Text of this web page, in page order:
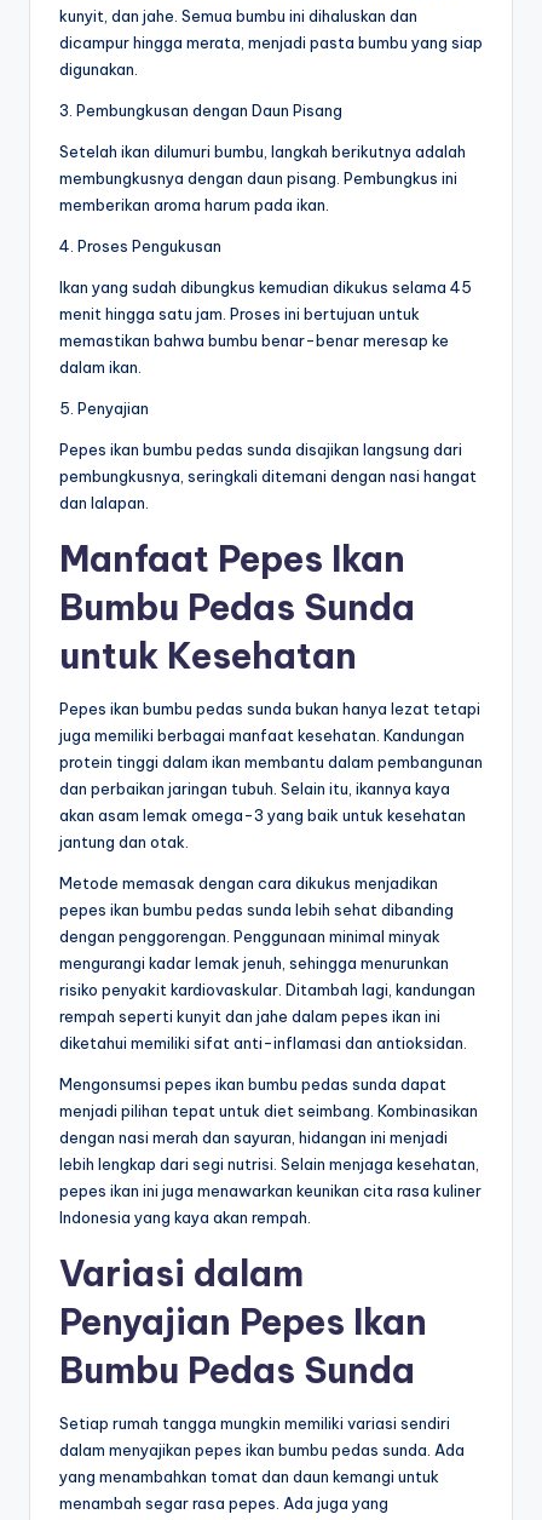
kunyit, dan jahe. Semua bumbu ini dihaluskan dan
dicampur hingga merata, menjadi pasta bumbu yang siap
digunakan.
3. Pembungkusan dengan Daun Pisang
Setelah ikan dilumuri bumbu, langkah berikutnya adalah
membungkusnya dengan daun pisang. Pembungkus ini
memberikan aroma harum pada ikan.
4. Proses Pengukusan
Ikan yang sudah dibungkus kemudian dikukus selama 45
menit hingga satu jam. Proses ini bertujuan untuk
memastikan bahwa bumbu benar-benar meresap ke
dalam ikan.
5. Penyajian
Pepes ikan bumbu pedas sunda disajikan langsung dari
pembungkusnya, seringkali ditemani dengan nasi hangat
dan lalapan.
Manfaat Pepes Ikan
Bumbu Pedas Sunda
untuk Kesehatan
Pepes ikan bumbu pedas sunda bukan hanya lezat tetapi
juga memiliki berbagai manfaat kesehatan. Kandungan
protein tinggi dalam ikan membantu dalam pembangunan
dan perbaikan jaringan tubuh. Selain itu, ikannya kaya
akan asam lemak omega-3 yang baik untuk kesehatan
jantung dan otak.
Metode memasak dengan cara dikukus menjadikan
pepes ikan bumbu pedas sunda lebih sehat dibanding
dengan penggorengan. Penggunaan minimal minyak
mengurangi kadar lemak jenuh, sehingga menurunkan
risiko penyakit kardiovaskular. Ditambah lagi, kandungan
rempah seperti kunyit dan jahe dalam pepes ikan ini
diketahui memiliki sifat anti-inflamasi dan antioksidan.
Mengonsumsi pepes ikan bumbu pedas sunda dapat
menjadi pilihan tepat untuk diet seimbang. Kombinasikan
dengan nasi merah dan sayuran, hidangan ini menjadi
lebih lengkap dari segi nutrisi. Selain menjaga kesehatan,
pepes ikan ini juga menawarkan keunikan cita rasa kuliner
Indonesia yang kaya akan rempah.
Variasi dalam
Penyajian Pepes Ikan
Bumbu Pedas Sunda
Setiap rumah tangga mungkin memiliki variasi sendiri
dalam menyajikan pepes ikan bumbu pedas sunda. Ada
yang menambahkan tomat dan daun kemangi untuk
menambah segar rasa pepes. Ada juga yang